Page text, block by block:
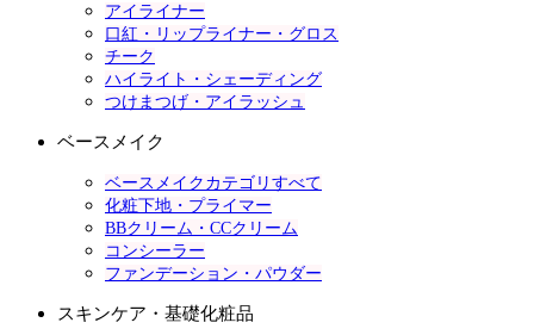
アイライナー
口紅・リップライナー・グロス
チーク
ハイライト・シェーディング
つけまつげ・アイラッシュ
ベースメイク
ベースメイクカテゴリすべて
化粧下地・プライマー
BBクリーム・CCクリーム
コンシーラー
ファンデーション・パウダー
スキンケア・基礎化粧品